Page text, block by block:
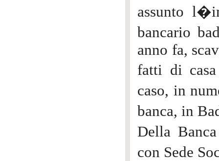
assunto
bancario
anno fa,
fatti di
caso, in
banca, in
Della
con Sede